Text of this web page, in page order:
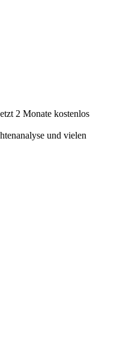
2 Monate kostenlos
und vielen